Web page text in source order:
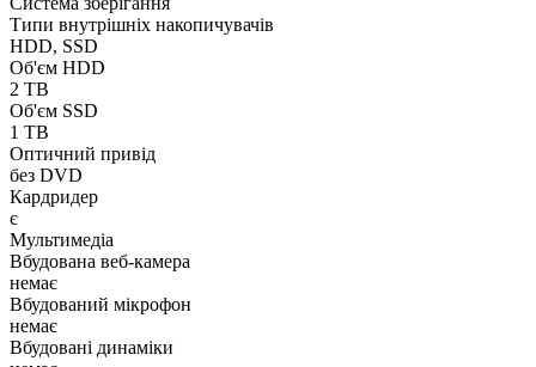
Типи внутрішніх накопичувачів
HDD, SSD
Об'єм HDD
2 TB
Об'єм SSD
1 TB
Оптичний привід
без DVD
Кардридер
є
Мультимедіа
Вбудована веб-камера
немає
Вбудований мікрофон
немає
Вбудовані динаміки